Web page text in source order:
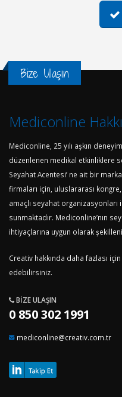
Bize Ulaşın
Mediconline
Mediconline, 25 yılı aşkın
düzenlenen medikal etkinliklere
Seyahat Acentesi’ ne ait bir
firmaları için, uluslararası
amaçlı seyahat
sunmaktadır. Mediconline’nın
ihtiyaçlarına uygun olarak
Creativ hakkında daha fazlası için
edebilirsiniz.
BIZE ULAŞIN
0 850 302 1991
mediconline@creativ.com.tr